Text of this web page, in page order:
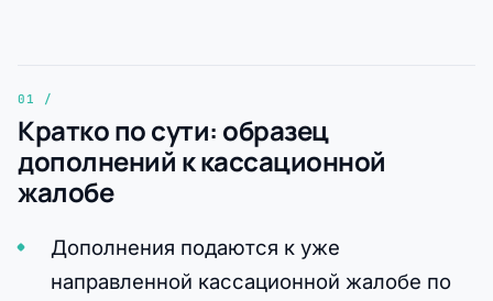
Кратко по сути: образец
дополнений к кассационной
жалобе
Дополнения подаются к уже
направленной кассационной жалобе по